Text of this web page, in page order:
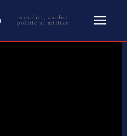
jurnalist, analist
politic si militar